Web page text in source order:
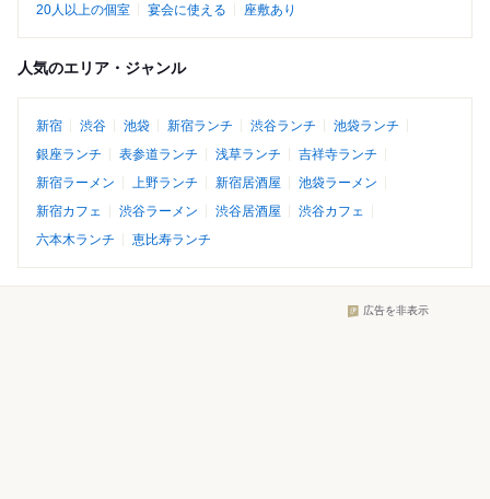
20人以上の個室
宴会に使える 座敷あり
人気のエリア・ジャンル
新宿 渋谷 池袋 新宿ランチ 渋谷ランチ
池袋ランチ
銀座ランチ
表参道ランチ 浅草ランチ
吉祥寺ランチ
新宿ラーメン
上野ランチ 新宿居酒屋
池袋ラーメン
新宿カフェ
渋谷ラーメン 渋谷居酒屋
渋谷カフェ
六本木ランチ
恵比寿ランチ
広告を非表示